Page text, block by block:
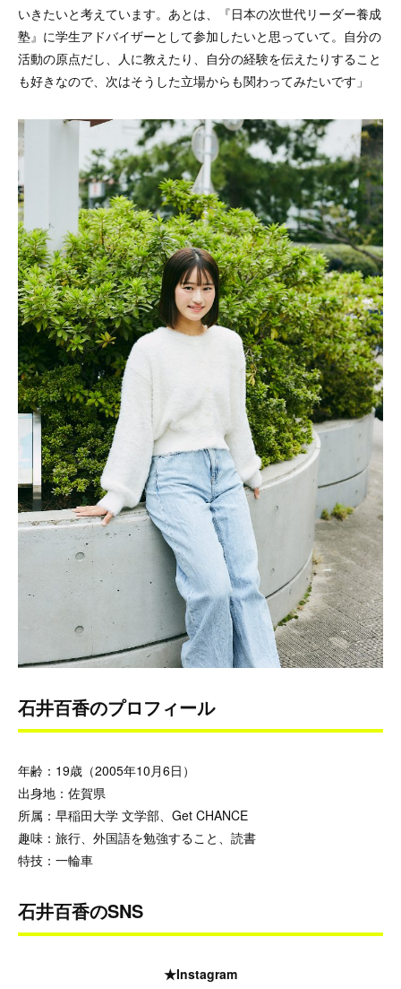
いきたいと考えています。あとは、『日本の次世代リーダー養成
塾』に学生アドバイザーとして参加したいと思っていて。自分の
活動の原点だし、人に教えたり、自分の経験を伝えたりすること
も好きなので、次はそうした立場からも関わってみたいです」
石井百香のプロフィール
年齢：19歳（2005年10月6日）
出身地：佐賀県
所属：早稲田大学 文学部、Get CHANCE
趣味：旅行、外国語を勉強すること、読書
特技：一輪車
石井百香のSNS
★Instagram